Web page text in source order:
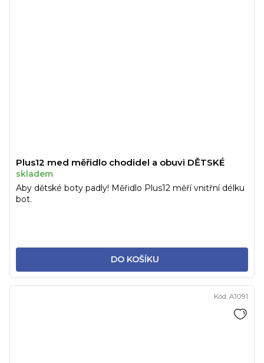
Plus12 med měřidlo chodidel a obuvi DĚTSKÉ
skladem
DO KOŠÍKU
Aby dětské boty padly! Měřidlo Plus12 měří vnitřní délku
bot.
Kód: A1091